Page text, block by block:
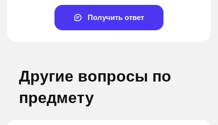
Получить ответ
Другие вопросы по
предмету